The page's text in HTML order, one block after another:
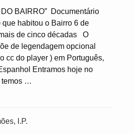
BAIRRO” Documentário
habitou o Bairro 6 de
de cinco décadas O
de legendagem opcional
cc do player ) em Português,
Entramos hoje no
temos …